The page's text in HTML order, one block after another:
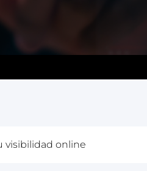
visibilidad online